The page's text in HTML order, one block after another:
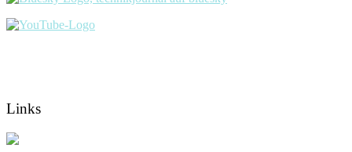
Links